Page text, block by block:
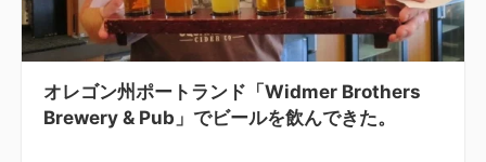
オレゴン州ポートランド「Widmer Brothers
Brewery & Pub」でビールを飲んできた。